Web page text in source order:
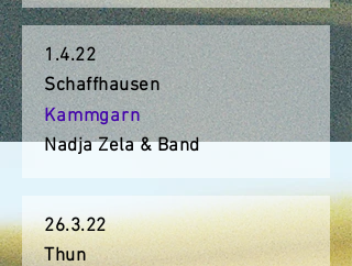
1.4.22
Schaffhausen
Kammgarn
Nadja Zela & Band
26.3.22
Thun